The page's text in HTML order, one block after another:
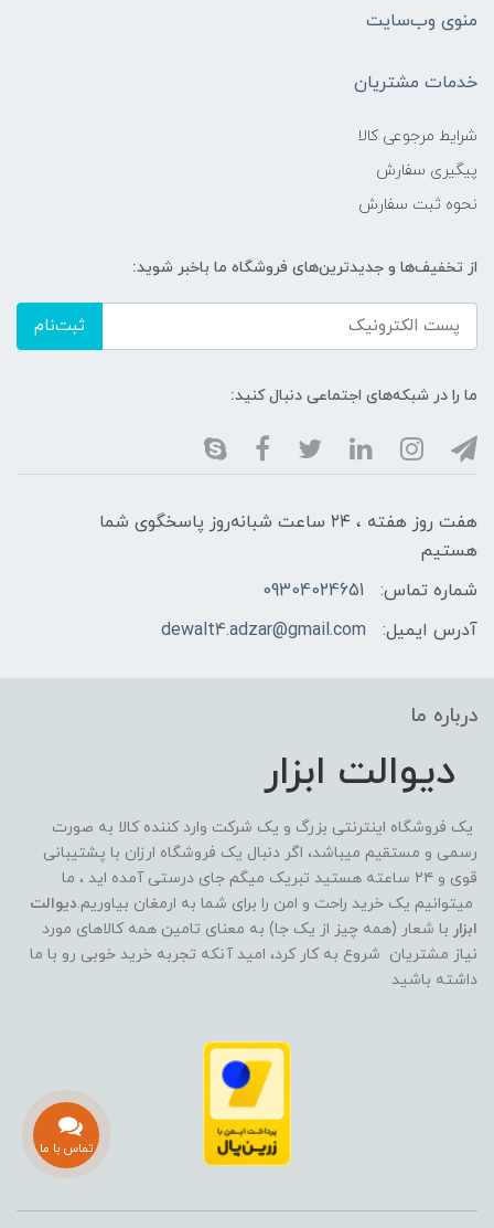
منوی وب‌سایت
خدمات مشتریان
شرایط مرجوعی کالا
پیگیری سفارش
نحوه ثبت سفارش
از تخفیف‌ها و جدیدترین‌های فروشگاه ما باخبر شوید:
ثبت‌نام
ما را در شبکه‌های اجتماعی دنبال کنید:
هفت روز هفته ، ۲۴ ساعت شبانه‌روز پاسخگوی شما
هستیم
شماره تماس:
09304024651
آدرس ایمیل:
dewalt4.adzar@gmail.com
درباره ما
دیوالت ابزار
یک فروشگاه اینترنتی بزرگ و یک شرکت وارد کننده کالا به صورت
رسمی و مستقیم میباشد، اگر دنبال یک فروشگاه ارزان با پشتیبانی
قوی و ۲۴ ساعته هستید تبریک میگم جای درستی آمده اید ، ما
میتوانیم یک خرید راحت و امن را برای شما به ارمغان بیاوریم.دیوالت
ابزار با شعار (همه چیز از یک جا) به معنای تامین همه کالاهای مورد
نیاز مشتریان شروع به کار کرد، امید آنکه تجربه خرید خوبی رو با ما
داشته باشید
تماس با ما